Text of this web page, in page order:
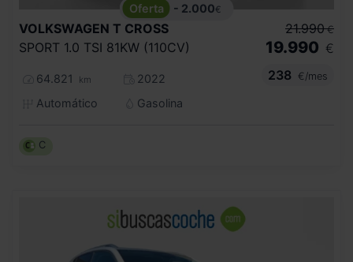
- 2.000€
VOLKSWAGEN T CROSS
SPORT 1.0 TSI 81KW (110CV)
64.821 km
2022
Automático
Gasolina
21.990 €
19.990 €
238
€/mes
C